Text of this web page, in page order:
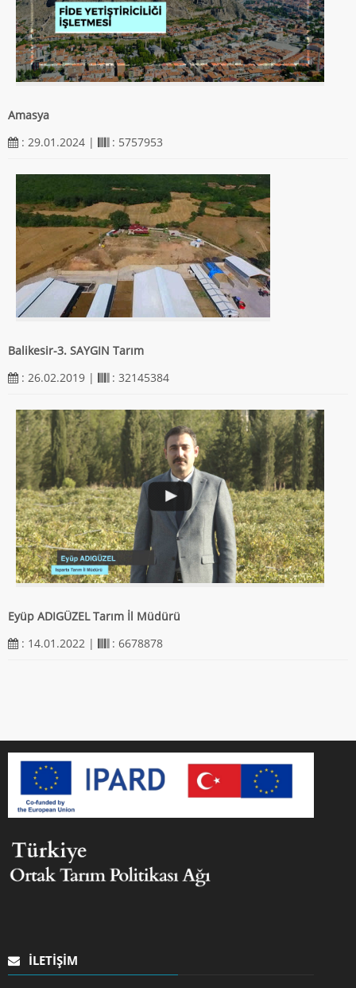
Amasya
: 29.01.2024 |
: 5757953
Balikesir-3. SAYGIN Tarım
: 26.02.2019 |
: 32145384
Eyüp ADIGÜZEL Tarım İl Müdürü
: 14.01.2022 |
: 6678878
İLETIŞIM